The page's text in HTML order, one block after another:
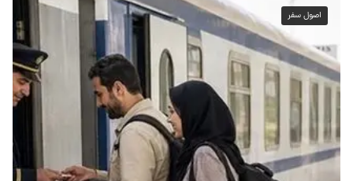
اصول سفر